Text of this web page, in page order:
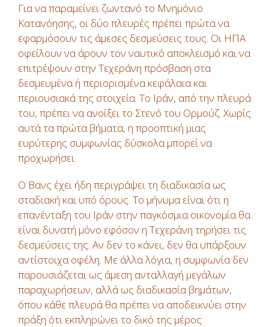
Για να παραμείνει ζωντανό το Μνημόνιο
Κατανόησης, οι δύο πλευρές πρέπει πρώτα να
εφαρμόσουν τις άμεσες δεσμεύσεις τους. Οι ΗΠΑ
οφείλουν να άρουν τον ναυτικό αποκλεισμό και να
επιτρέψουν στην Τεχεράνη πρόσβαση στα
δεσμευμένα ή περιορισμένα κεφάλαια και
περιουσιακά της στοιχεία. Το Ιράν, από την πλευρά
του, πρέπει να ανοίξει το Στενό του Ορμούζ. Χωρίς
αυτά τα πρώτα βήματα, η προοπτική μιας
ευρύτερης συμφωνίας δύσκολα μπορεί να
προχωρήσει.
Ο Βανς έχει ήδη περιγράψει τη διαδικασία ως
σταδιακή και υπό όρους. Το μήνυμα είναι ότι η
επανένταξη του Ιράν στην παγκόσμια οικονομία θα
είναι δυνατή μόνο εφόσον η Τεχεράνη τηρήσει τις
δεσμεύσεις της. Αν δεν το κάνει, δεν θα υπάρξουν
αντίστοιχα οφέλη. Με άλλα λόγια, η συμφωνία δεν
παρουσιάζεται ως άμεση ανταλλαγή μεγάλων
παραχωρήσεων, αλλά ως διαδικασία βημάτων,
όπου κάθε πλευρά θα πρέπει να αποδεικνύει στην
πράξη ότι εκπληρώνει το δικό της μέρος.